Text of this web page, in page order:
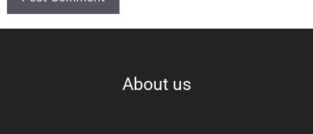
About us